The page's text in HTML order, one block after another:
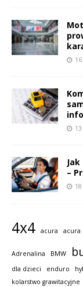
–
4x4 acura acura
Adrenalina BMW
dla dzieci
enduro
kolarstwo grawitacyjne